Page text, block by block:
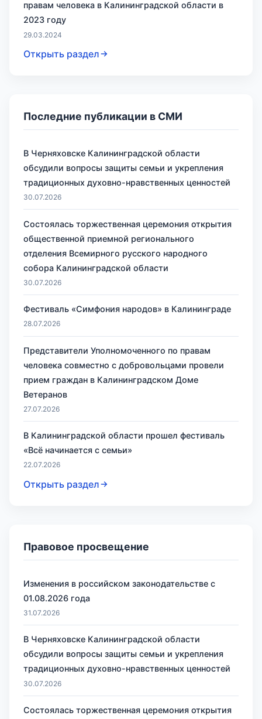
правам человека в Калининградской области в
2023 году
29.03.2024
Открыть раздел
Последние публикации в СМИ
В Черняховске Калининградской области
обсудили вопросы защиты семьи и укрепления
традиционных духовно-нравственных ценностей
30.07.2026
Состоялась торжественная церемония открытия
общественной приемной регионального
отделения Всемирного русского народного
собора Калининградской области
30.07.2026
Фестиваль «Симфония народов» в Калининграде
28.07.2026
Представители Уполномоченного по правам
человека совместно с добровольцами провели
прием граждан в Калининградском Доме
Ветеранов
27.07.2026
В Калининградской области прошел фестиваль
«Всё начинается с семьи»
22.07.2026
Открыть раздел
Правовое просвещение
Изменения в российском законодательстве с
01.08.2026 года
31.07.2026
В Черняховске Калининградской области
обсудили вопросы защиты семьи и укрепления
традиционных духовно-нравственных ценностей
30.07.2026
Состоялась торжественная церемония открытия